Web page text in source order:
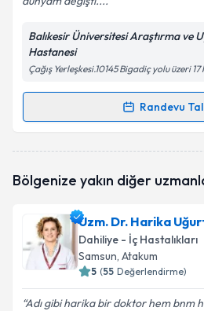
Balıkesir Üniversitesi Araştırma ve
Hastanesi
Çağış Yerleşkesi.10145 Bigadiç yolu üzeri 17
Randevu
Randevu Takvimi Talebi
oluşturun. Size bu uzmandan
E-posta Adresiniz
Kişisel verilerimin
Bölgenize yakın diğer
Uzm. Dr. Harika
Dahiliye - İç Hastalıkları
Samsun, Atakum
5 (55 Değerlendirme)
Adı gibi harika bir doktor hem bnm